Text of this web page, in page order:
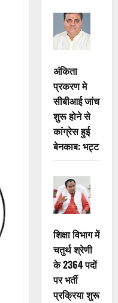
अंकिता
प्रकरण मे
सीबीआई जांच
शुरू होने से
कांग्रेस हुई
बेनकाब: भट्ट
शिक्षा विभाग में
चतुर्थ श्रेणी
के 2364 पदों
पर भर्ती
प्रक्रिया शुरू